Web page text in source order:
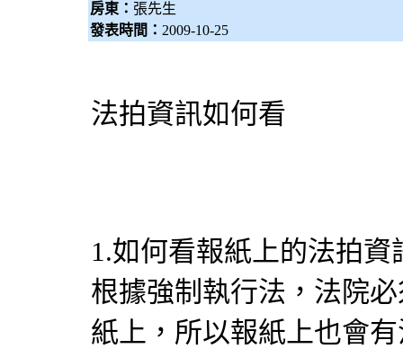
房東： 張先生
發表時間： 2009-10-25
法拍資訊如何看
1.如何看報紙上的法拍資
根據強制執行法，法院
紙上，所以報紙上也會